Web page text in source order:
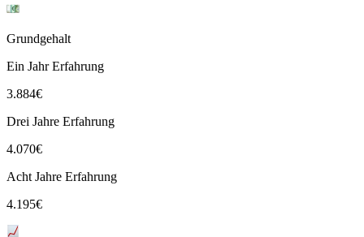
Grundgehalt
Ein Jahr Erfahrung
3.884€
Drei Jahre Erfahrung
4.070€
Acht Jahre Erfahrung
4.195€